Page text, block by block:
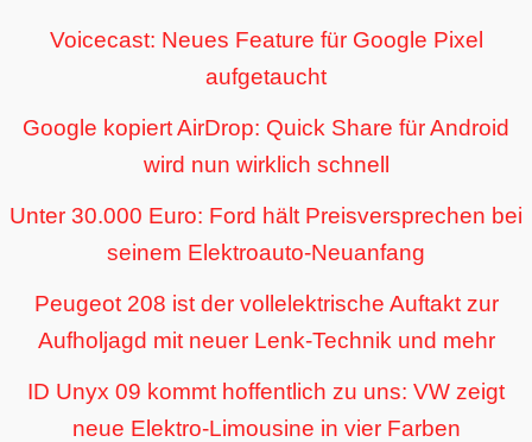
Voicecast: Neues Feature für Google Pixel
aufgetaucht
Google kopiert AirDrop: Quick Share für Android
wird nun wirklich schnell
Unter 30.000 Euro: Ford hält Preisversprechen bei
seinem Elektroauto-Neuanfang
Peugeot 208 ist der vollelektrische Auftakt zur
Aufholjagd mit neuer Lenk-Technik und mehr
ID Unyx 09 kommt hoffentlich zu uns: VW zeigt
neue Elektro-Limousine in vier Farben